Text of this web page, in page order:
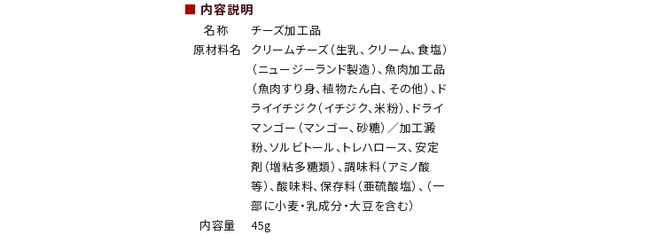
■ 内容説明
名称
チーズ加工品
原材料名
クリームチーズ（生乳、クリーム、食塩）
（ニュージーランド製造）、魚肉加工品
（魚肉すり身、植物たん白、その他）、ド
ライイチジク（イチジク、米粉）、ドライ
マンゴー（マンゴー、砂糖）／加工澱
粉、ソルビトール、トレハロース、安定
剤（増粘多糖類）、調味料（アミノ酸
等）、酸味料、保存料（亜硫酸塩）、（一
部に小麦・乳成分・大豆を含む）
内容量
45g